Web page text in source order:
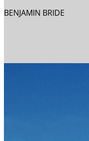
BENJAMIN BRIDE